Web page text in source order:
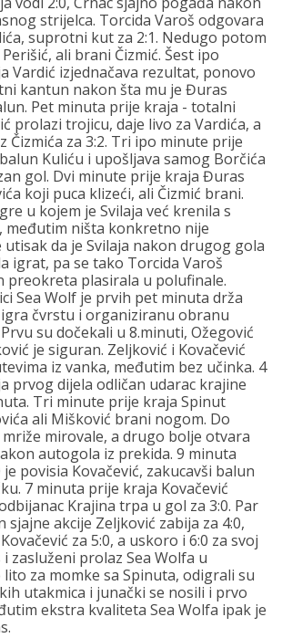
strijelca. Torcida Varoš odgovara
suprotni kut za 2:1. Nedugo potom
ali brani Čizmić. Šest ipo
Vardić izjednačava rezultat, ponovo
kantun nakon šta mu je Đuras
Pet minuta prije kraja - totalni
prolazi trojicu, daje livo za Vardića, a
Čizmića za 3:2. Tri ipo minute prije
Kuliću i upošljava samog Borčića
gol. Dvi minute prije kraja Đuras
koji puca klizeći, ali Čizmić brani.
u kojem je Svilaja već krenila s
međutim ništa konkretno nije
utisak da je Svilaja nakon drugog gola
igrat, pa se tako Torcida Varoš
preokreta plasirala u polufinale.
Sea Wolf je prvih pet minuta drža
čvrstu i organiziranu obranu
su dočekali u 8.minuti, Ožegović
je siguran. Zeljković i Kovačević
iz vanka, međutim bez učinka. 4
prvog dijela odličan udarac krajine
Tri minute prije kraja Spinut
ali Mišković brani nogom. Do
mirovale, a drugo bolje otvara
autogola iz prekida. 9 minuta
povisia Kovačević, zakucavši balun
7 minuta prije kraja Kovačević
Krajina trpa u gol za 3:0. Par
sjajne akcije Zeljković zabija za 4:0,
za 5:0, a uskoro i 6:0 za svoj
zasluženi prolaz Sea Wolfa u
lito za momke sa Spinuta, odigrali su
utakmica i junački se nosili i prvo
ekstra kvaliteta Sea Wolfa ipak je